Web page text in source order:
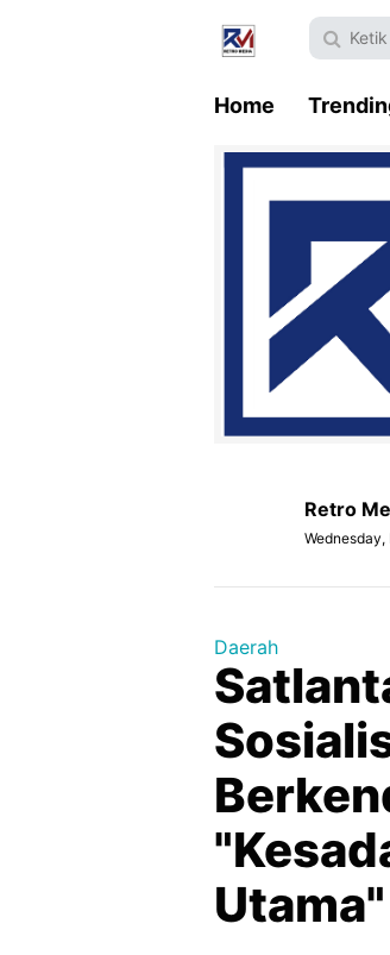
Home
Retro
Wednesday,
Daerah
Utama"